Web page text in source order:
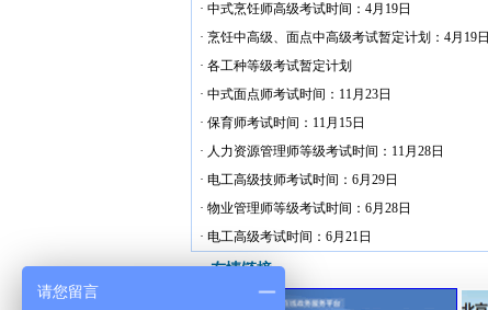
· 中式烹饪师高级考试时间：4月19日
· 烹饪中高级、面点中高级考试暂定计划：4月19日
· 各工种等级考试暂定计划
· 中式面点师考试时间：11月23日
· 保育师考试时间：11月15日
· 人力资源管理师等级考试时间：11月28日
· 电工高级技师考试时间：6月29日
· 物业管理师等级考试时间：6月28日
· 电工高级考试时间：6月21日
友情链接
请您留言